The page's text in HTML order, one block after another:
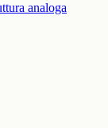
analoga